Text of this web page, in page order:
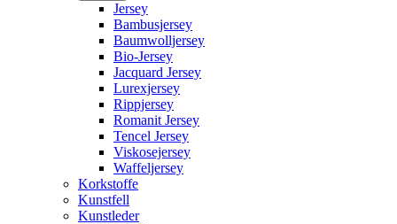
Jersey
Bambusjersey
Baumwolljersey
Bio-Jersey
Jacquard Jersey
Lurexjersey
Rippjersey
Romanit Jersey
Tencel Jersey
Viskosejersey
Waffeljersey
Korkstoffe
Kunstfell
Kunstleder